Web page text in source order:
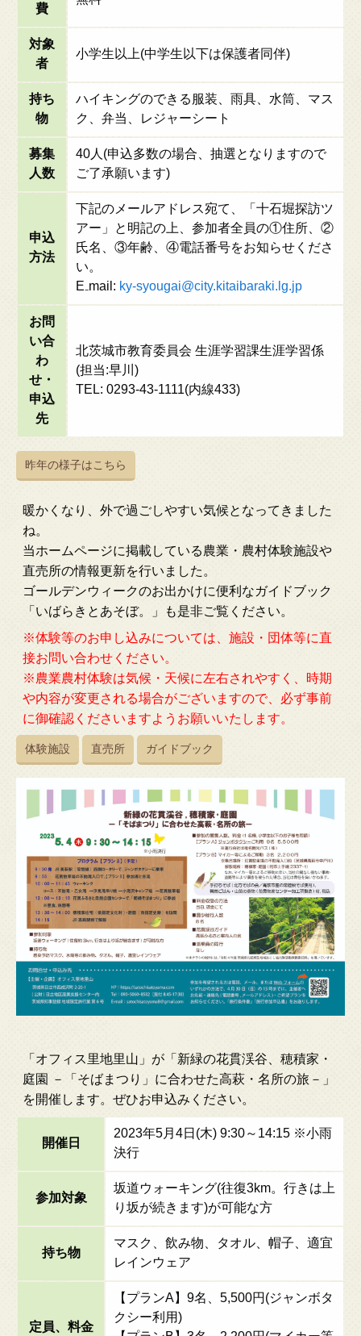
費
対象
者
小学生以上(中学生以下は保護者同伴)
持ち
物
ハイキングのできる服装、雨具、水筒、マス
ク、弁当、レジャーシート
募集
人数
40人(申込多数の場合、抽選となりますので
ご了承願います)
申込
方法
下記のメールアドレス宛て、「十石堀探訪ツ
アー」と明記の上、参加者全員の①住所、②
氏名、③年齢、④電話番号をお知らせくださ
い。
E₋mail: ky-syougai@city.kitaibaraki.lg.jp
お問
い合
わ
せ・
申込
先
北茨城市教育委員会 生涯学習課生涯学習係
(担当:早川)
TEL: 0293-43-1111(内線433)
昨年の様子はこちら
暖かくなり、外で過ごしやすい気候となってきました
ね。
当ホームページに掲載している農業・農村体験施設や
直売所の情報更新を行いました。
ゴールデンウィークのお出かけに便利なガイドブック
「いばらきとあそぼ。」も是非ご覧ください。
※体験等のお申し込みについては、施設・団体等に直
接お問い合わせください。
※農業農村体験は気候・天候に左右されやすく、時期
や内容が変更される場合がございますので、必ず事前
に御確認くださいますようお願いいたします。
体験施設 直売所 ガイドブック
「オフィス里地里山」が「新緑の花貫渓谷、穂積家・
庭園 －「そばまつり」に合わせた高萩・名所の旅－」
を開催します。ぜひお申込みください。
開催日
2023年5月4日(木) 9:30～14:15 ※小雨
決行
参加対象
坂道ウォーキング(往復3km。行きは上
り坂が続きます)が可能な方
持ち物
マスク、飲み物、タオル、帽子、適宜
レインウェア
定員、料金
【プランA】9名、5,500円(ジャンボタ
クシー利用)